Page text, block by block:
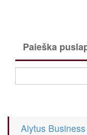
Paieška
Alytus